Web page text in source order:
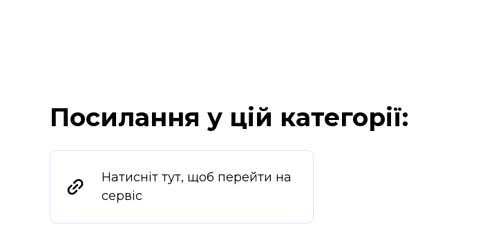
Посилання у цій категорії:
Натисніт тут, щоб перейти на
сервіс